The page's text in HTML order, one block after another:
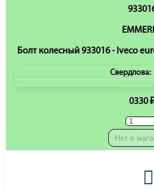
Болт колесный 933016 - Iveco
Свердлова:
0330
Нет в